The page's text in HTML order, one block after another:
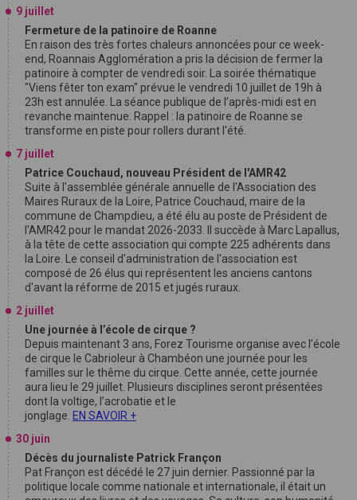
9 juillet
Fermeture de la patinoire de Roanne
En raison des très fortes chaleurs annoncées pour ce week-
end, Roannais Agglomération a pris la décision de fermer la
patinoire à compter de vendredi soir. La soirée thématique
"Viens fêter ton exam" prévue le vendredi 10 juillet de 19h à
23h est annulée. La séance publique de l’après-midi est en
revanche maintenue. Rappel : la patinoire de Roanne se
transforme en piste pour rollers durant l'été.
7 juillet
Patrice Couchaud, nouveau Président de l'AMR42
Suite à l'assemblée générale annuelle de l'Association des
Maires Ruraux de la Loire, Patrice Couchaud, maire de la
commune de Champdieu, a été élu au poste de Président de
l'AMR42 pour le mandat 2026-2033. Il succède à Marc Lapallus,
à la tête de cette association qui compte 225 adhérents dans
la Loire. Le conseil d'administration de l'association est
composé de 26 élus qui représentent les anciens cantons
d'avant la réforme de 2015 et jugés ruraux.
2 juillet
Une journée à l’école de cirque ?
Depuis maintenant 3 ans, Forez Tourisme organise avec l’école
de cirque le Cabrioleur à Chambéon une journée pour les
familles sur le thême du cirque. Cette année, cette journée
aura lieu le 29 juillet. Plusieurs disciplines seront présentées
dont la voltige, l’acrobatie et le
jonglage. EN SAVOIR +
30 juin
Décès du journaliste Patrick Françon
Pat Françon est décédé le 27 juin dernier. Passionné par la
politique locale comme nationale et internationale, il était un